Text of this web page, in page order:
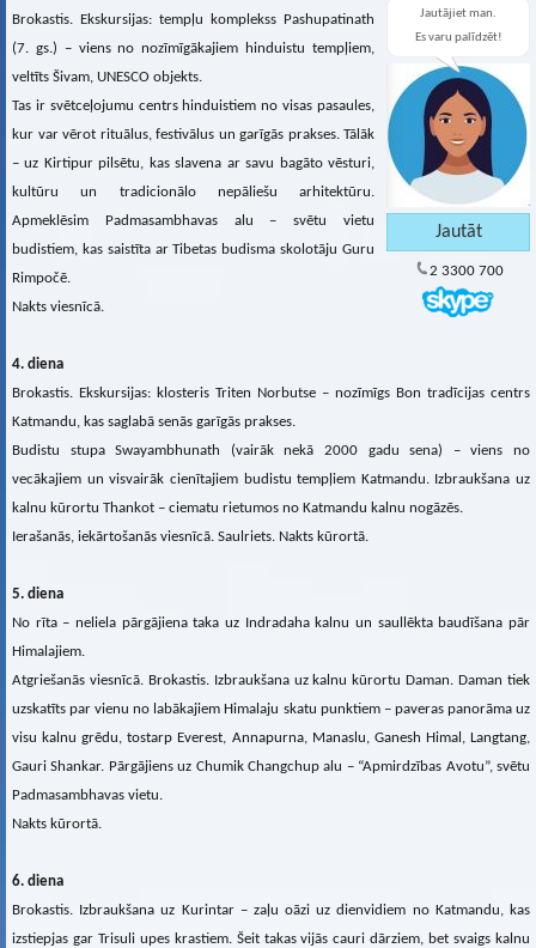
Jautājiet man.
Es varu palīdzēt!
2 3300 700
Brokastis. Ekskursijas: tempļu komplekss Pashupatinath
(7. gs.) – viens no nozīmīgākajiem hinduistu tempļiem,
veltīts Šivam, UNESCO objekts.
Tas ir svētceļojumu centrs hinduistiem no visas pasaules,
kur var vērot rituālus, festivālus un garīgās prakses. Tālāk
– uz Kirtipur pilsētu, kas slavena ar savu bagāto vēsturi,
kultūru un tradicionālo nepāliešu arhitektūru.
Apmeklēsim Padmasambhavas alu – svētu vietu
budistiem, kas saistīta ar Tibetas budisma skolotāju Guru
Rimpočē.
Nakts viesnīcā.
4. diena
Brokastis. Ekskursijas: klosteris Triten Norbutse – nozīmīgs Bon tradīcijas centrs
Katmandu, kas saglabā senās garīgās prakses.
Budistu stupa Swayambhunath (vairāk nekā 2000 gadu sena) – viens no
vecākajiem un visvairāk cienītajiem budistu tempļiem Katmandu. Izbraukšana uz
kalnu kūrortu Thankot – ciematu rietumos no Katmandu kalnu nogāzēs.
Ierašanās, iekārtošanās viesnīcā. Saulriets. Nakts kūrortā.
5. diena
No rīta – neliela pārgājiena taka uz Indradaha kalnu un saullēkta baudīšana pār
Himalajiem.
Atgriešanās viesnīcā. Brokastis. Izbraukšana uz kalnu kūrortu Daman. Daman tiek
uzskatīts par vienu no labākajiem Himalaju skatu punktiem – paveras panorāma uz
visu kalnu grēdu, tostarp Everest, Annapurna, Manaslu, Ganesh Himal, Langtang,
Gauri Shankar. Pārgājiens uz Chumik Changchup alu – “Apmirdzības Avotu”, svētu
Padmasambhavas vietu.
Nakts kūrortā.
6. diena
Brokastis. Izbraukšana uz Kurintar – zaļu oāzi uz dienvidiem no Katmandu, kas
izstiepjas gar Trisuli upes krastiem. Šeit takas vijās cauri dārziem, bet svaigs kalnu